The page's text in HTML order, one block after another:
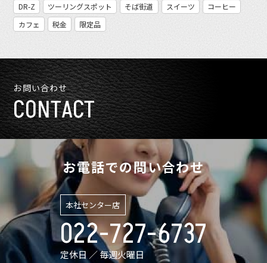
DR-Z
ツーリングスポット そば街道 スイーツ
コーヒー
カフェ
税金 限定品
お問い合わせ
CONTACT
お電話での問い合わせ
本社センター店
022-727-6737
定休日 ／ 毎週火曜日